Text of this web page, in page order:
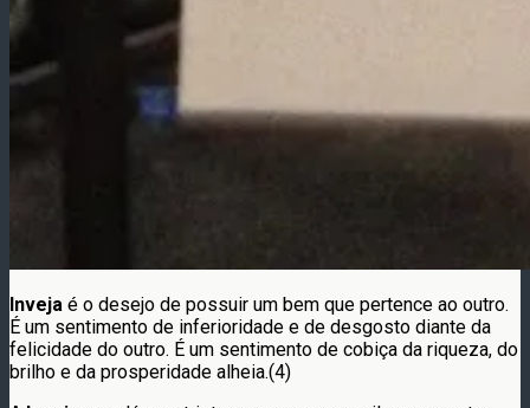
Inveja é o desejo de possuir um bem que pertence ao outro.
É um sentimento de inferioridade e de desgosto diante da
felicidade do outro. É um sentimento de cobiça da riqueza, do
brilho e da prosperidade alheia.(4)